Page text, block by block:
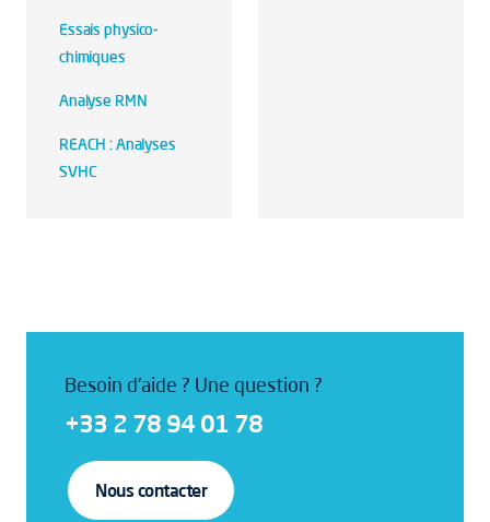
Essais physico-
chimiques
Analyse RMN
REACH : Analyses
SVHC
Besoin d'aide ? Une question ?
+33 2 78 94 01 78
Nous contacter